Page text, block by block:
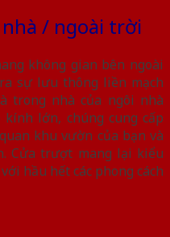
/ ngoài trời
không gian bên ngoài
sự lưu thông liền mạch
trong nhà của ngôi nhà
lớn, chúng cung cấp
khu vườn của bạn và
Cửa trượt mang lại kiểu
hầu hết các phong cách